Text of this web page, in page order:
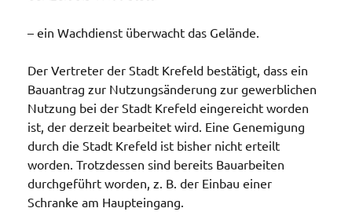
– ein Wachdienst überwacht das Gelände.
Der Vertreter der Stadt Krefeld bestätigt, dass ein
Bauantrag zur Nutzungsänderung zur gewerblichen
Nutzung bei der Stadt Krefeld eingereicht worden
ist, der derzeit bearbeitet wird. Eine Genemigung
durch die Stadt Krefeld ist bisher nicht erteilt
worden. Trotzdessen sind bereits Bauarbeiten
durchgeführt worden, z. B. der Einbau einer
Schranke am Haupteingang.